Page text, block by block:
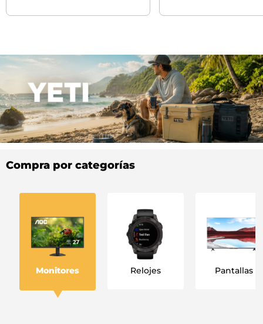
Compra por categorías
Monitores Relojes Pantallas